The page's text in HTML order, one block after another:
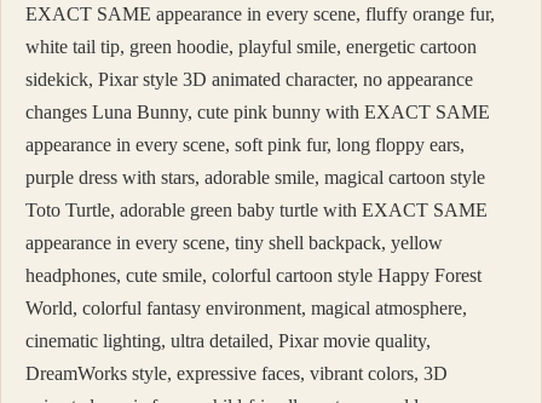
EXACT SAME appearance in every scene, fluffy orange fur,
white tail tip, green hoodie, playful smile, energetic cartoon
sidekick, Pixar style 3D animated character, no appearance
changes Luna Bunny, cute pink bunny with EXACT SAME
appearance in every scene, soft pink fur, long floppy ears,
purple dress with stars, adorable smile, magical cartoon style
Toto Turtle, adorable green baby turtle with EXACT SAME
appearance in every scene, tiny shell backpack, yellow
headphones, cute smile, colorful cartoon style Happy Forest
World, colorful fantasy environment, magical atmosphere,
cinematic lighting, ultra detailed, Pixar movie quality,
DreamWorks style, expressive faces, vibrant colors, 3D